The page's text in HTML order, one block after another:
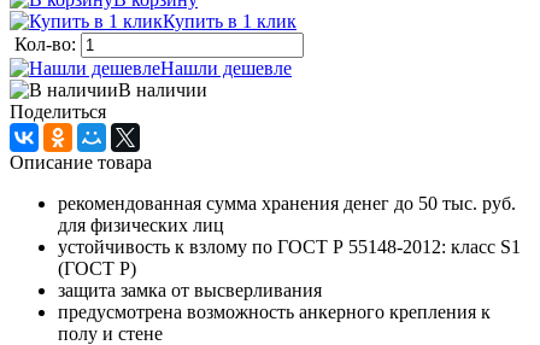
Купить в 1 клик
Кол-во:
Нашли дешевле
В наличии
Поделиться
Описание товара
рекомендованная сумма хранения денег до 50 тыс. руб.
для физических лиц
устойчивость к взлому по ГОСТ Р 55148-2012: класс S1
(ГОСТ Р)
защита замка от высверливания
предусмотрена возможность анкерного крепления к
полу и стене